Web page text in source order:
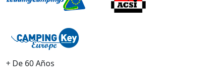
+ De 60 Años